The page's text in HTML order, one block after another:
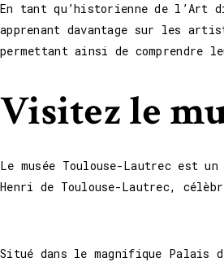
En tant qu’historienne de l’Art
apprenant davantage sur les
permettant ainsi de comprendre
Visitez le
Le musée Toulouse-Lautrec est
Henri de Toulouse-Lautrec,
Situé dans le magnifique Palais